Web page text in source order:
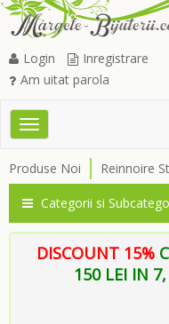
Login
Inregistrare
Am uitat parola
Toggle
Produse Noi Reinnoire
Categorii si
DISCOUNT 15%
150 LEI IN